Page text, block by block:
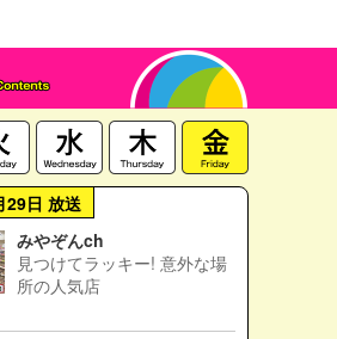
29日 放送
みやぞんch
見つけてラッキー! 意外な場
所の人気店